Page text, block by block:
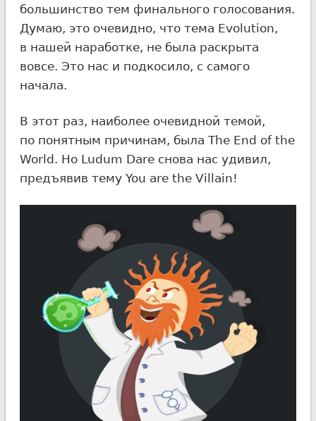
большинство тем финального голосования.
Думаю, это очевидно, что тема Evolution,
в нашей наработке, не была раскрыта
вовсе. Это нас и подкосило, с самого
начала.
В этот раз, наиболее очевидной темой,
по понятным причинам, была The End of the
World. Но Ludum Dare снова нас удивил,
предъявив тему You are the Villain!